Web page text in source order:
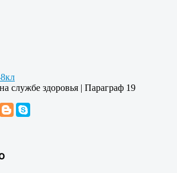
службе здоровья | Параграф 19